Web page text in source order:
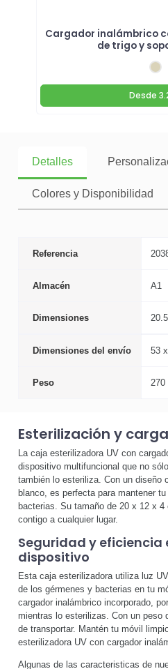
Cargador inalámbrico
de trigo y
Desde
Detalles
Colores y Disponibilidad
Referencia
Almacén A1
Dimensiones
Dimensiones del envío 53
Peso 270
Esterilización y
La caja esterilizadora UV con
dispositivo multifuncional que no
también lo esteriliza. Con un diseño
blanco, es perfecta para mantener
bacterias. Su tamaño de 20 x 12 x
contigo a cualquier lugar.
Seguridad y eficiencia
dispositivo
Esta caja esterilizadora utiliza luz
de los gérmenes y bacterias en tu
cargador inalámbrico incorporado,
mientras lo esterilizas. Con un peso
de transportar. Mantén tu móvil
esterilizadora UV con cargador
Algunas de las caracteristicas de